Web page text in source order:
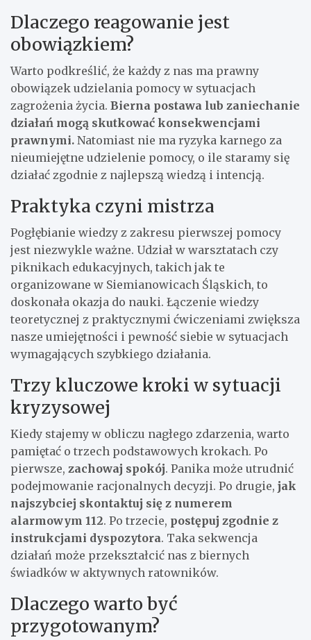
Dlaczego reagowanie jest
obowiązkiem?
Warto podkreślić, że każdy z nas ma prawny
obowiązek udzielania pomocy w sytuacjach
zagrożenia życia. Bierna postawa lub zaniechanie
działań mogą skutkować konsekwencjami
prawnymi. Natomiast nie ma ryzyka karnego za
nieumiejętne udzielenie pomocy, o ile staramy się
działać zgodnie z najlepszą wiedzą i intencją.
Praktyka czyni mistrza
Pogłębianie wiedzy z zakresu pierwszej pomocy
jest niezwykle ważne. Udział w warsztatach czy
piknikach edukacyjnych, takich jak te
organizowane w Siemianowicach Śląskich, to
doskonała okazja do nauki. Łączenie wiedzy
teoretycznej z praktycznymi ćwiczeniami zwiększa
nasze umiejętności i pewność siebie w sytuacjach
wymagających szybkiego działania.
Trzy kluczowe kroki w sytuacji
kryzysowej
Kiedy stajemy w obliczu nagłego zdarzenia, warto
pamiętać o trzech podstawowych krokach. Po
pierwsze, zachowaj spokój. Panika może utrudnić
podejmowanie racjonalnych decyzji. Po drugie, jak
najszybciej skontaktuj się z numerem
alarmowym 112. Po trzecie, postępuj zgodnie z
instrukcjami dyspozytora. Taka sekwencja
działań może przekształcić nas z biernych
świadków w aktywnych ratowników.
Dlaczego warto być
przygotowanym?